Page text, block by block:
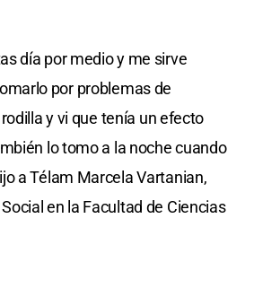
día por medio y me sirve
por problemas de
y vi que tenía un efecto
lo tomo a la noche cuando
a Télam Marcela Vartanian,
en la Facultad de Ciencias